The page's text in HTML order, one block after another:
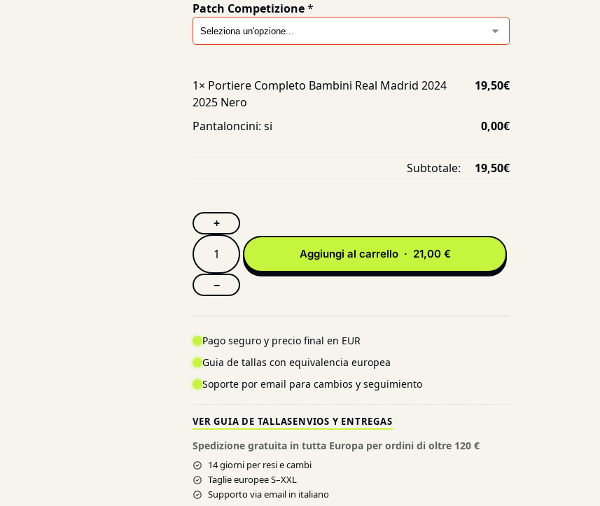
Patch Competizione*
1× Portiere Completo Bambini Real Madrid 2024
2025 Nero
19,50€
Pantaloncini: si 0,00€
Subtotale: 19,50€
+
−
Aggiungi al carrello · 21,00 €
Pago seguro y precio final en EUR
Guia de tallas con equivalencia europea
Soporte por email para cambios y seguimiento
VER GUIA DE TALLASENVIOS Y ENTREGAS
Spedizione gratuita in tutta Europa per ordini di oltre 120 €
14 giorni per resi e cambi
Taglie europee S–XXL
Supporto via email in italiano